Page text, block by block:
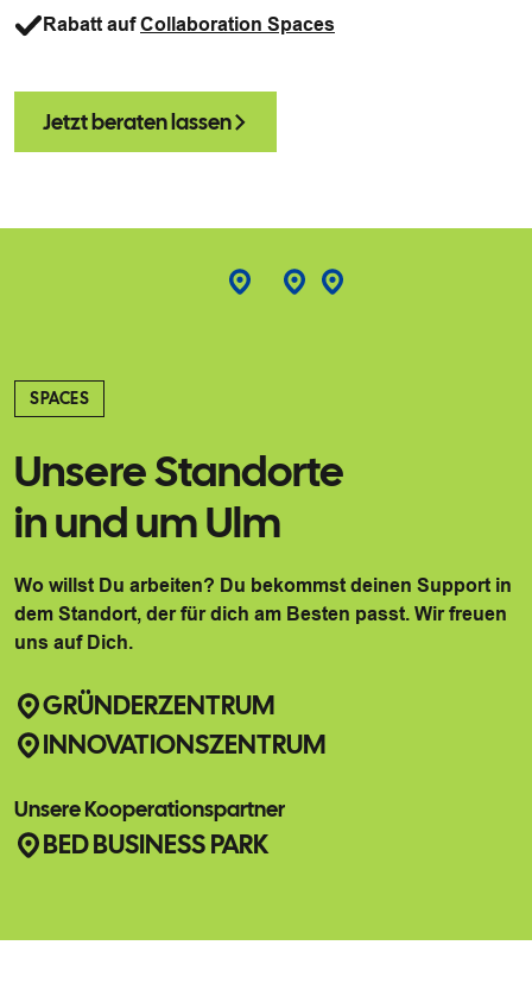
Rabatt aufCollaboration Spaces
Jetzt beraten lassen
SPACES
Unsere Standorte
in und um Ulm
Wo willst Du arbeiten? Du bekommst deinen Support in
dem Standort, der für dich am Besten passt. Wir freuen
uns auf Dich.
GRÜNDERZENTRUM
INNOVATIONSZENTRUM
Unsere Kooperationspartner
BED BUSINESS PARK